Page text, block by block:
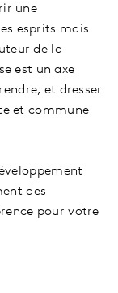
une
esprits mais
de la
est un axe
et dresser
et commune
des
pour votre